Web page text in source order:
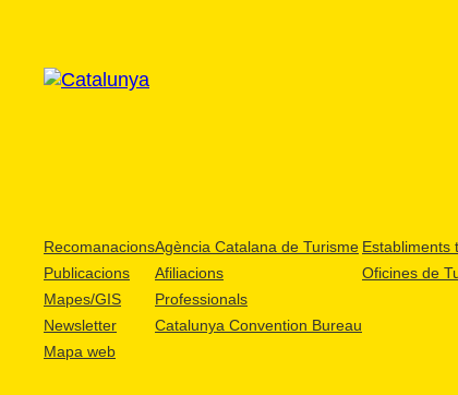
Recomanacions
Publicacions
Mapes/GIS
Newsletter
Mapa web
Agència Catalana de Turisme
Afiliacions
Professionals
Catalunya Convention Bureau
Establiments
Oficines de